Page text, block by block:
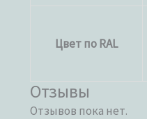
Цвет по RAL
Отзывы
Отзывов пока нет.